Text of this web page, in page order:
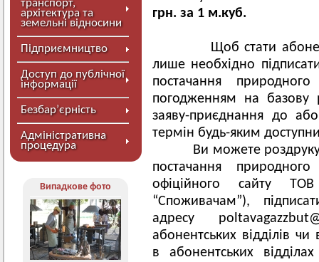
транспорт,
архітектура та
земельні відносини
Підприємництво
Доступ до публічної
інформації
Безбар’єрність
Адміністративна
процедура
Випадкове фото
грн. за 1 м.куб.
Щоб стати
лише необхідно
постачання
погодженням на базову
заяву-приєднання до
термін будь-яким
Ви можете
постачання
офіційного сайту
“Споживачам”),
адресу
абонентських відділів
в абонентських